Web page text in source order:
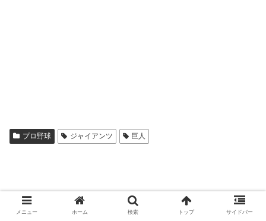
プロ野球 ジャイアンツ 巨人
メニュー ホーム 検索 トップ サイドバー